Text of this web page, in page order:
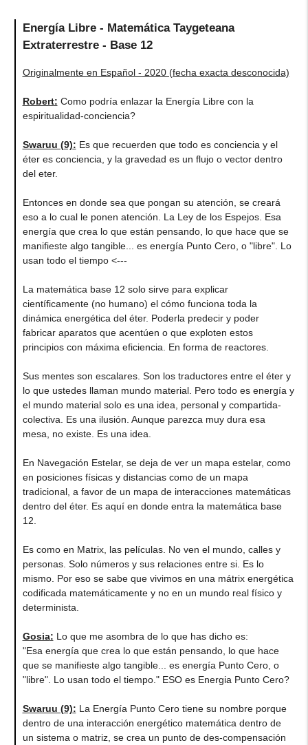
Energía Libre - Matemática Taygeteana
Extraterrestre - Base 12
Originalmente en Español - 2020 (fecha exacta desconocida)
Robert: Como podría enlazar la Energía Libre con la
espiritualidad-conciencia?
Swaruu (9): Es que recuerden que todo es conciencia y el
éter es conciencia, y la gravedad es un flujo o vector dentro
del eter.
Entonces en donde sea que pongan su atención, se creará
eso a lo cual le ponen atención. La Ley de los Espejos. Esa
energía que crea lo que están pensando, lo que hace que se
manifieste algo tangible... es energía Punto Cero, o "libre". Lo
usan todo el tiempo <---
La matemática base 12 solo sirve para explicar
científicamente (no humano) el cómo funciona toda la
dinámica energética del éter. Poderla predecir y poder
fabricar aparatos que acentúen o que exploten estos
principios con máxima eficiencia. En forma de reactores.
Sus mentes son escalares. Son los traductores entre el éter y
lo que ustedes llaman mundo material. Pero todo es energía y
el mundo material solo es una idea, personal y compartida-
colectiva. Es una ilusión. Aunque parezca muy dura esa
mesa, no existe. Es una idea.
En Navegación Estelar, se deja de ver un mapa estelar, como
en posiciones físicas y distancias como de un mapa
tradicional, a favor de un mapa de interacciones matemáticas
dentro del éter. Es aquí en donde entra la matemática base
12.
Es como en Matrix, las películas. No ven el mundo, calles y
personas. Solo números y sus relaciones entre si. Es lo
mismo. Por eso se sabe que vivimos en una mátrix energética
codificada matemáticamente y no en un mundo real físico y
determinista.
Gosia: Lo que me asombra de lo que has dicho es:
"Esa energía que crea lo que están pensando, lo que hace
que se manifieste algo tangible... es energía Punto Cero, o
"libre". Lo usan todo el tiempo." ESO es Energia Punto Cero?
Swaruu (9): La Energía Punto Cero tiene su nombre porque
dentro de una interacción energético matemática dentro de
un sistema o matriz, se crea un punto de des-compensación